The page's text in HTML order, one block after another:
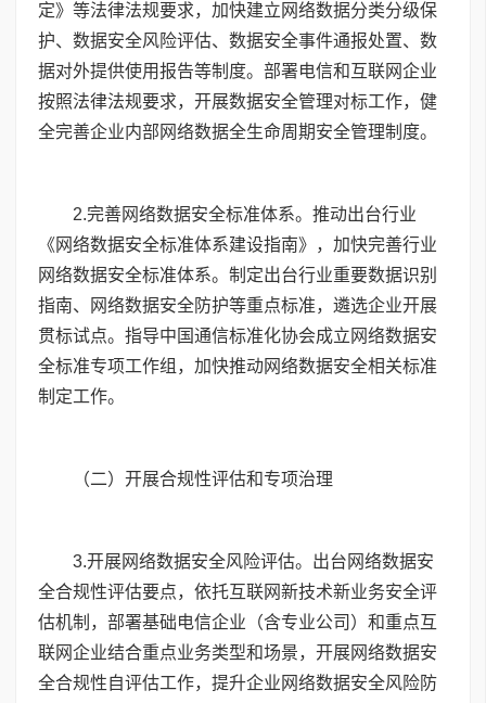
定》等法律法规要求，加快建立网络数据分类分级保
护、数据安全风险评估、数据安全事件通报处置、数
据对外提供使用报告等制度。部署电信和互联网企业
按照法律法规要求，开展数据安全管理对标工作，健
全完善企业内部网络数据全生命周期安全管理制度。
2.完善网络数据安全标准体系。推动出台行业
《网络数据安全标准体系建设指南》，加快完善行业
网络数据安全标准体系。制定出台行业重要数据识别
指南、网络数据安全防护等重点标准，遴选企业开展
贯标试点。指导中国通信标准化协会成立网络数据安
全标准专项工作组，加快推动网络数据安全相关标准
制定工作。
（二）开展合规性评估和专项治理
3.开展网络数据安全风险评估。出台网络数据安
全合规性评估要点，依托互联网新技术新业务安全评
估机制，部署基础电信企业（含专业公司）和重点互
联网企业结合重点业务类型和场景，开展网络数据安
全合规性自评估工作，提升企业网络数据安全风险防